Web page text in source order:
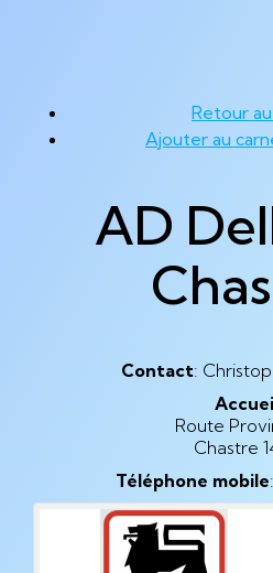
Retour
Ajouter au
AD
Contact:
Route
Chastre
Téléphone mobile: